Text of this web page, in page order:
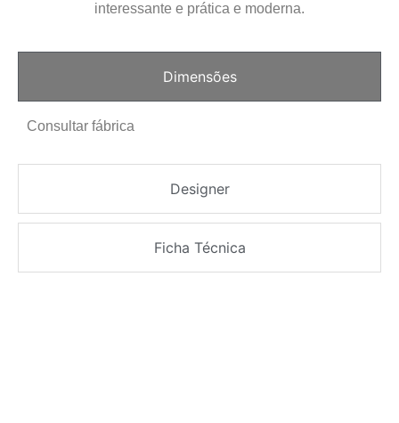
interessante e prática e moderna.
Dimensões
Designer
Ficha Técnica
Consultar fábrica